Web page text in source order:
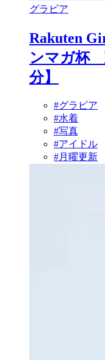
グラビア
Rakuten
ンマガ杯
分】
#グラビア
#水着
#写真
#アイドル
#月曜更新